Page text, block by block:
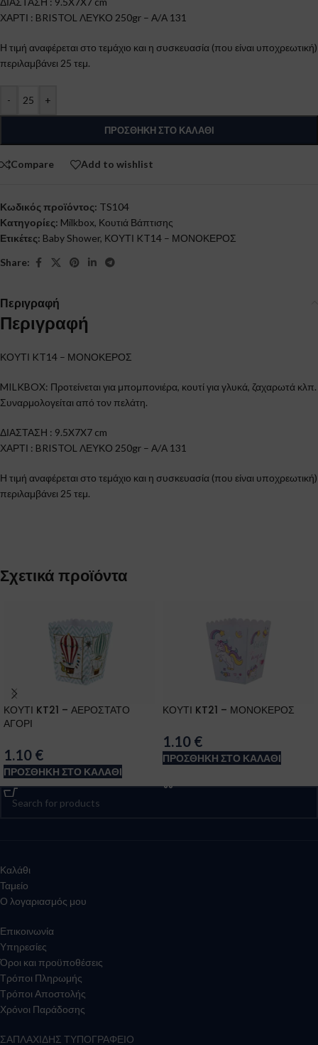
ΧΑΡΤΙ : BRISTOL ΛΕΥΚΟ 250gr – Α/Α 131
Η τιμή αναφέρεται στο τεμάχιο και η συσκευασία (που είναι υποχρεωτική)
περιλαμβάνει 25 τεμ.
- +
ΠΡΟΣΘΉΚΗ ΣΤΟ ΚΑΛΆΘΙ
Compare Add to wishlist
Κωδικός προϊόντος: TS104
Κατηγορίες: Milkbox, Κουτιά Βάπτισης
Ετικέτες: Baby Shower, ΚΟΥΤΙ KT14 – ΜΟΝΟΚΕΡΟΣ
Share:
Περιγραφή
Περιγραφή
ΚΟΥΤΙ KT14 – ΜΟΝΟΚΕΡΟΣ
MILKBOX: Προτείνεται για μπομπονιέρα, κουτί για γλυκά, ζαχαρωτά κλπ.
Συναρμολογείται από τον πελάτη.
ΔΙΑΣΤΑΣΗ : 9.5X7X7 cm
ΧΑΡΤΙ : BRISTOL ΛΕΥΚΟ 250gr – Α/Α 131
Η τιμή αναφέρεται στο τεμάχιο και η συσκευασία (που είναι υποχρεωτική)
περιλαμβάνει 25 τεμ.
Σχετικά προϊόντα
ΚΟΥΤΙ KT21 – ΑΕΡΟΣΤΑΤΟ
ΑΓΟΡΙ
1.10 €
ΠΡΟΣΘΉΚΗ ΣΤΟ ΚΑΛΆΘΙ
ΚΟΥΤΙ KT21 – ΜΟΝΟΚΕΡΟΣ
1.10 €
ΠΡΟΣΘΉΚΗ ΣΤΟ ΚΑΛΆΘΙ
Καλάθι
Ταμείο
Ο λογαριασμός μου
Επικοινωνία
Υπηρεσίες
Όροι και προϋποθέσεις
Τρόποι Πληρωμής
Τρόποι Αποστολής
Χρόνοι Παράδοσης
ΣΑΠΛΑΧΙΔΗΣ ΤΥΠΟΓΡΑΦΕΙΟ